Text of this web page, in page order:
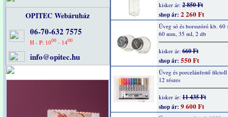
OPITEC Webáruház
06-70-632 7575
H - P: 1000- 1400
info@opitec.hu
kisker ár: 2 850 Ft
shop ár: 2 260 Ft
Üveg só és borsszóró kb. 60
60 mm, 35 ml, 2 db
kisker ár: 660 Ft
shop ár: 550 Ft
Üveg és porcelánfestő filctoll
12 részes
kisker ár: 11 435 Ft
shop ár: 9 600 Ft